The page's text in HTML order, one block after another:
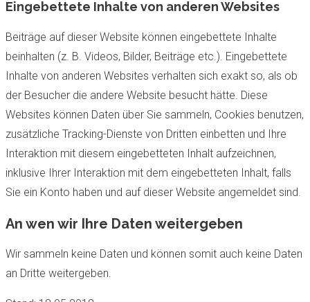
Eingebettete Inhalte von anderen Websites
Beiträge auf dieser Website können eingebettete Inhalte
beinhalten (z. B. Videos, Bilder, Beiträge etc.). Eingebettete
Inhalte von anderen Websites verhalten sich exakt so, als ob
der Besucher die andere Website besucht hätte. Diese
Websites können Daten über Sie sammeln, Cookies benutzen,
zusätzliche Tracking-Dienste von Dritten einbetten und Ihre
Interaktion mit diesem eingebetteten Inhalt aufzeichnen,
inklusive Ihrer Interaktion mit dem eingebetteten Inhalt, falls
Sie ein Konto haben und auf dieser Website angemeldet sind.
An wen wir Ihre Daten weitergeben
Wir sammeln keine Daten und können somit auch keine Daten
an Dritte weitergeben.